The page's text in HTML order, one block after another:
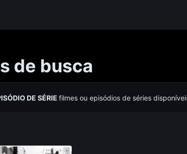
de busca
DE SÉRIEfilmes ou episódios de séries